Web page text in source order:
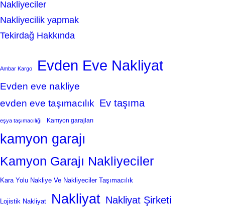
Nakliyeciler
Nakliyecilik yapmak
Tekirdağ Hakkında
Ambar Kargo Evden Eve Nakliyat
Evden eve nakliye
evden eve taşımacılık Ev taşıma
eşya taşımacılığı Kamyon garajları
kamyon garajı
Kamyon Garajı Nakliyeciler
Kara Yolu Nakliye Ve Nakliyeciler Taşımacılık
Lojistik Nakliyat Nakliyat Nakliyat Şirketi